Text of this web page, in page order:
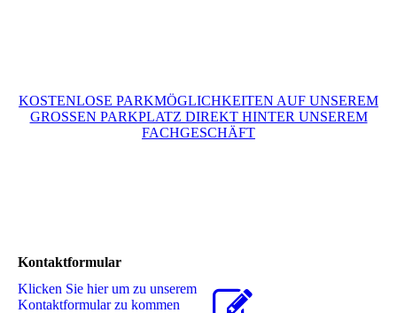
KOSTENLOSE PARKMÖGLICHKEITEN AUF UNSEREM
GROSSEN PARKPLATZ DIREKT HINTER UNSEREM
FACHGESCHÄFT
Kontaktformular
Klicken Sie hier um zu unserem
Kon­takt­for­mu­lar zu kommen